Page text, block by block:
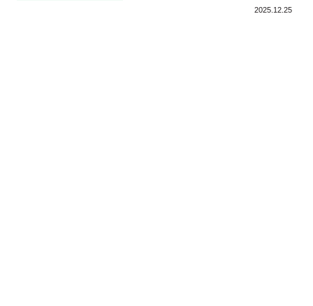
2025.12.25